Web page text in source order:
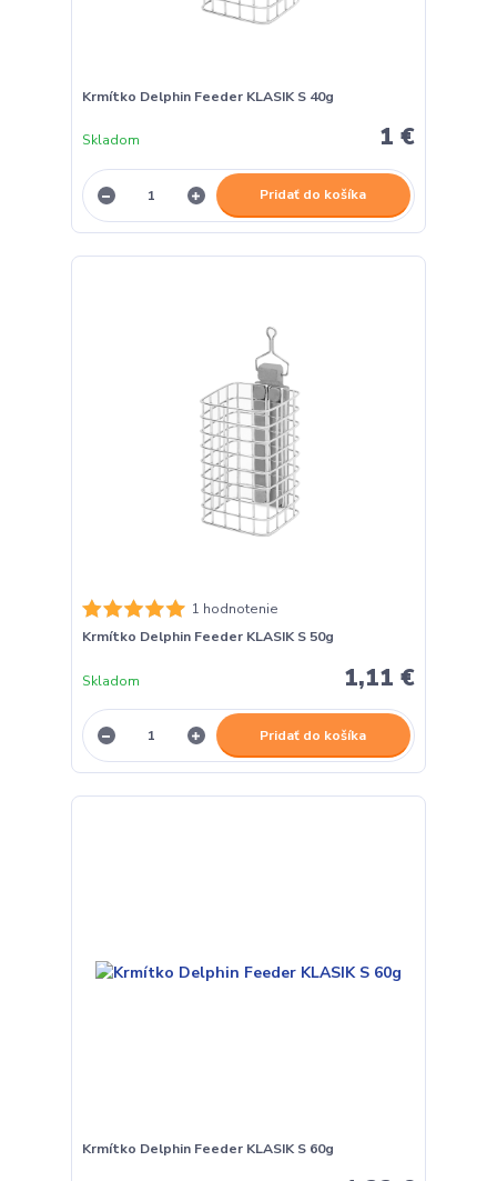
Krmítko Delphin Feeder KLASIK S 40g
1 €
Skladom
Pridať do košíka
1 hodnotenie
Krmítko Delphin Feeder KLASIK S 50g
1,11 €
Skladom
Pridať do košíka
Krmítko Delphin Feeder KLASIK S 60g